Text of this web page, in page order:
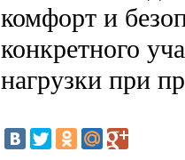
комфорт и
конкретного
нагрузки при